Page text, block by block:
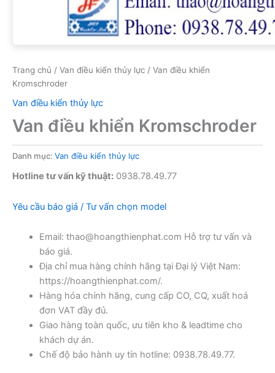
Trang chủ / Van điều kiển thủy lực / Van điều khiển
Kromschroder
Van điều kiển thủy lực
Van điều khiển Kromschroder
Danh mục: Van điều kiển thủy lực
Hotline tư vấn kỹ thuật: 0938.78.49.77
Yêu cầu báo giá / Tư vấn chọn model
Email: thao@hoangthienphat.com Hỗ trợ tư vấn và
báo giá.
Địa chỉ mua hàng chính hãng tại Đại lý Việt Nam:
https://hoangthienphat.com/.
Hàng hóa chính hãng, cung cấp CO, CQ, xuất hoá
đơn VAT đầy đủ.
Giao hàng toàn quốc, ưu tiên kho & leadtime cho
khách dự án.
Chế độ bảo hành uy tín hotline: 0938.78.49.77.